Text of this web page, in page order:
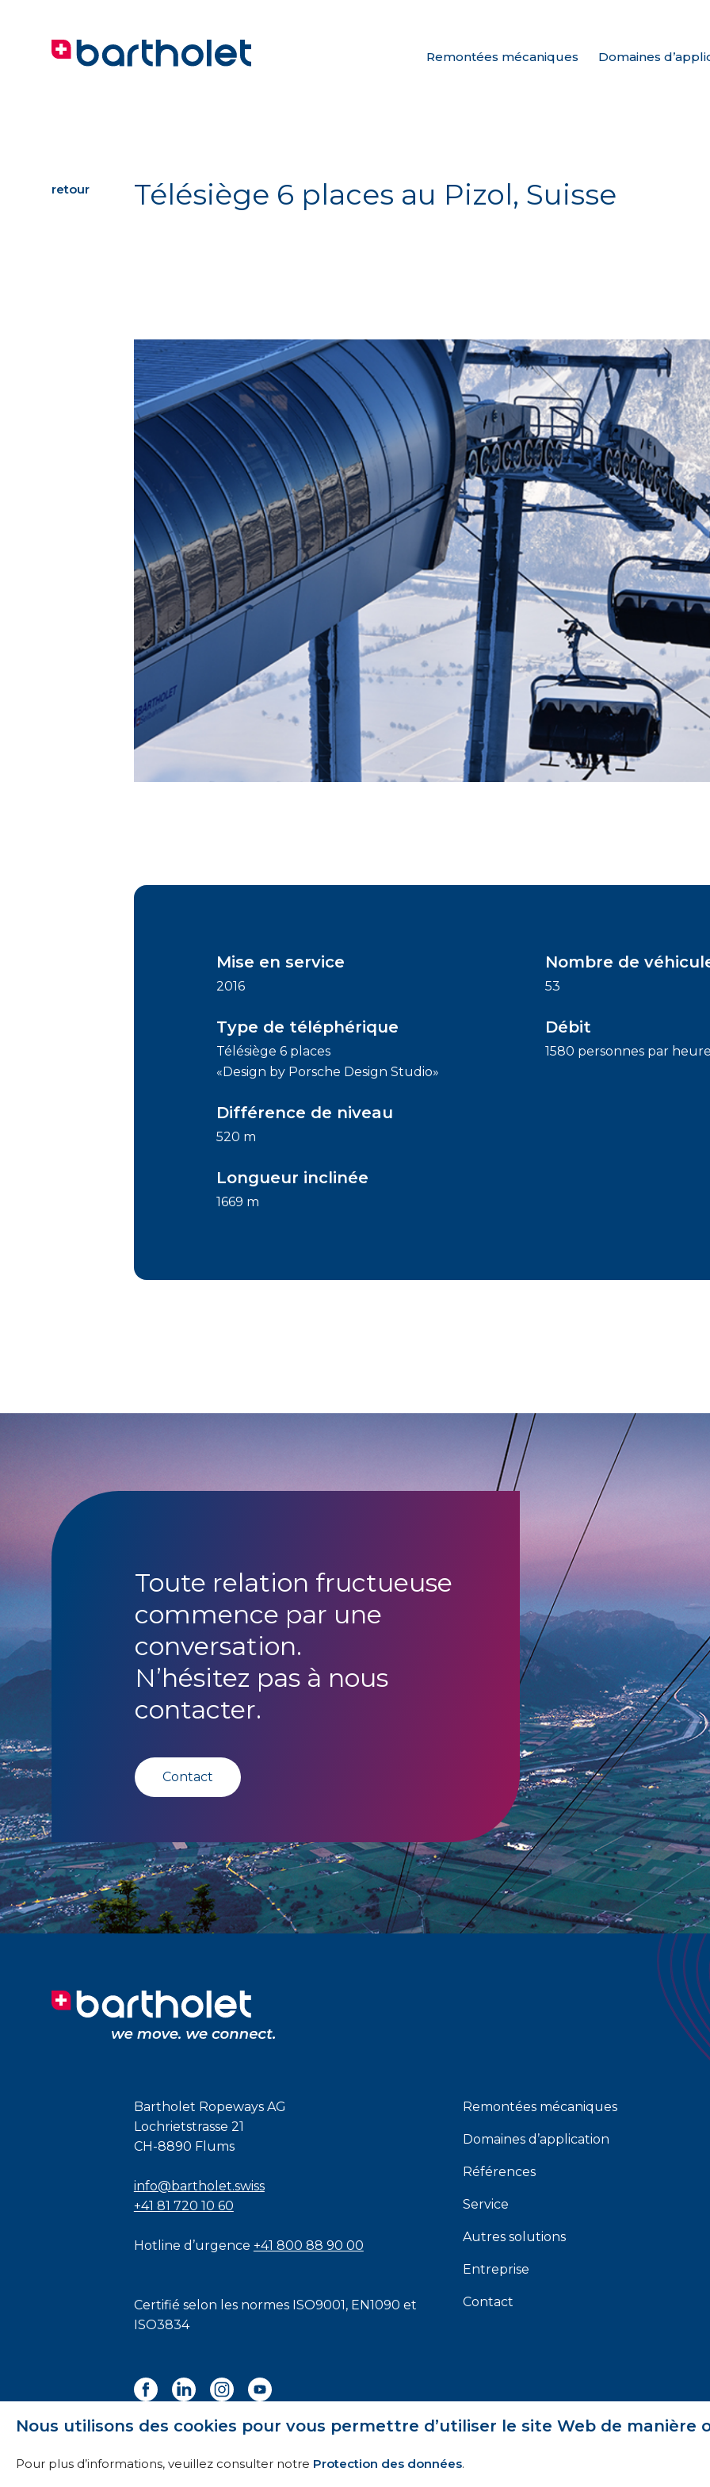
Nous utilisons des cookies pour vous permettre d’utiliser le site Web de manière
Pour plus d’informations, veuillez consulter notre Protection des données.
Remontées mécaniques Domaines
Télésiège 6 places au Pizol, Suisse
retour
Mise en service
2016
Type de téléphérique
Télésiège 6 places
«Design by Porsche Design Studio»
Différence de niveau
520 m
Longueur inclinée
1669 m
Nombre de
53
Débit
1580 personnes par
Toute relation fructueuse
commence par une
conversation.
N’hésitez pas à nous
contacter.
Contact
Bartholet Ropeways AG
Lochrietstrasse 21
CH-8890 Flums
info@bartholet.swiss
+41 81 720 10 60
Hotline d’urgence +41 800 88 90 00
Certifié selon les normes ISO9001 , EN1090 et
ISO3834
Remontées mécaniques
Domaines d’application
Références
Service
Autres solutions
Entreprise
Contact